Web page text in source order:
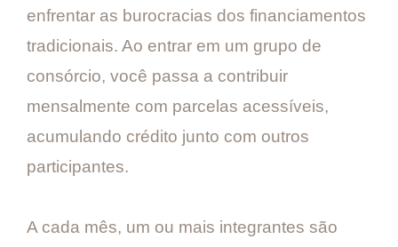
enfrentar as burocracias dos financiamentos
tradicionais. Ao entrar em um grupo de
consórcio, você passa a contribuir
mensalmente com parcelas acessíveis,
acumulando crédito junto com outros
participantes.
A cada mês, um ou mais integrantes são